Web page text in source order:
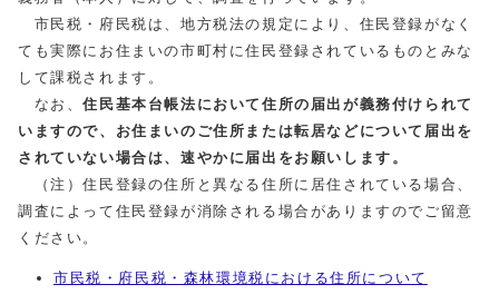
市民税・府民税は、地方税法の規定により、住民登録がなく
ても実際にお住まいの市町村に住民登録されているものとみな
して課税されます。
なお、住民基本台帳法において住所の届出が義務付けられて
いますので、お住まいのご住所または転居などについて届出を
されていない場合は、速やかに届出をお願いします。
（注）住民登録の住所と異なる住所に居住されている場合、
調査によって住民登録が消除される場合がありますのでご留意
ください。
市民税・府民税・森林環境税における住所について